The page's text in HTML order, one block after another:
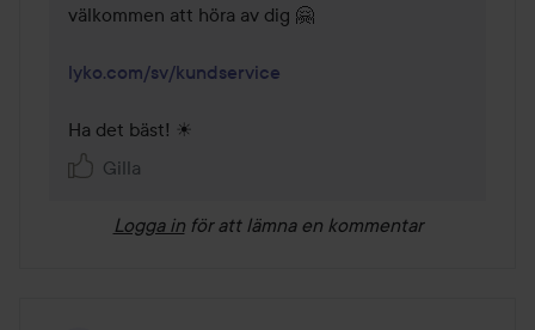
välkommen att höra av dig 🤗
lyko.com/sv/kundservice
Ha det bäst! ☀
Gilla
Logga in för att lämna en kommentar